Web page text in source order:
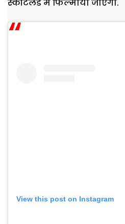
स्कॉटलैंड में फिल्मायी जाएगी.
View this post on Instagram